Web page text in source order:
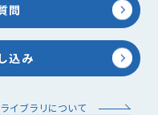
問
込み
イブラリについて